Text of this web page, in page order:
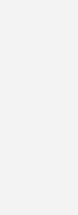
anmutende
in angenehme
leisten. Fuß und
Teilen, der
Die einzelnen
sind, wurden
der Lampe, bildet
die Idee, mit seinem